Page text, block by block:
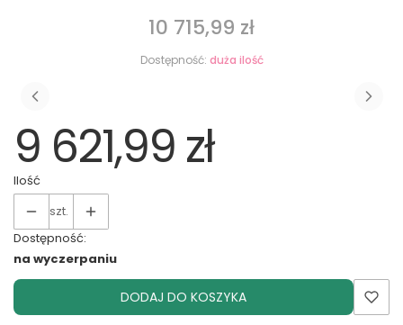
Cena
10 715,99 zł
Dostępność: duża ilość
9 621,99 zł
Ilość
szt.
Dostępność:
na wyczerpaniu
DODAJ DO KOSZYKA